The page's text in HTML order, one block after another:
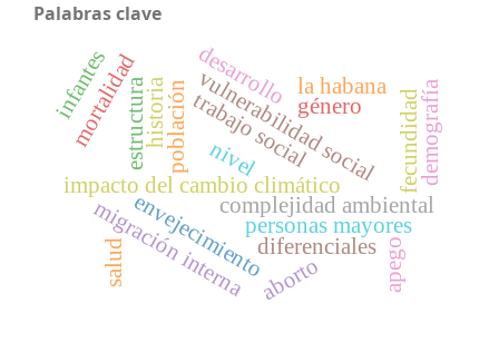
Palabras clave
complejidad ambiental
impacto del cambio climático
poblaciónvulnerabilidad social
trabajo social
personas mayores
envejecimiento
migración interna
género
diferenciales
estructura fecundidad
la habana
nivel
mortalidad
aborto
salud
demografía
historia
desarrollo
infantes
apego